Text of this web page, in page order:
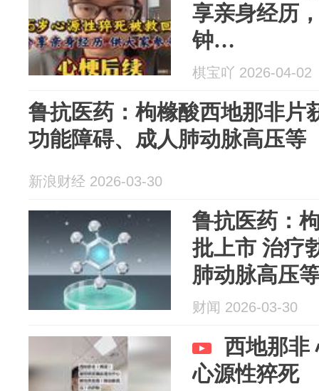
享亲身经历
钟…
棋宝吖 2026-04-02
鲁抗医药：枸橼酸西地那非片
功能障碍、成人肺动脉高压等
新浪财经 2026-03-30
鲁抗医药：
批上市 治疗
肺动脉高压
财闻 2026-03-30
西地那非
心源性猝死